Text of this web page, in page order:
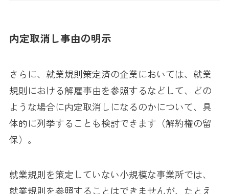
内定取消し事由の明示
さらに、就業規則策定済の企業においては、就業
規則における解雇事由を参照するなどして、どの
ような場合に内定取消しになるのかについて、具
体的に列挙することも検討できます（解約権の留
保）。
就業規則を策定していない小規模な事業所では、
就業規則を参照することはできませんが、たとえ